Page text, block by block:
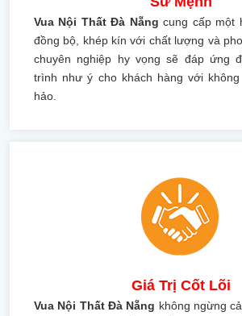
Vua Nội Thất Đà Nẵng cung cấp một
đồng bộ, khép kín với chất lượng và
chuyên nghiệp hy vọng sẽ đáp ứng
trình như ý cho khách hàng với
hảo.
Giá Trị Cốt Lõi
Vua Nội Thất Đà Nẵng không ngừng